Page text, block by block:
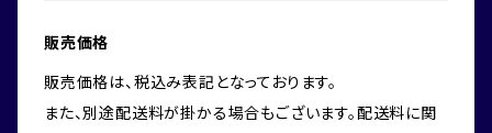
販売価格
販売価格は、税込み表記となっております。
また、別途配送料が掛かる場合もございます。配送料に関